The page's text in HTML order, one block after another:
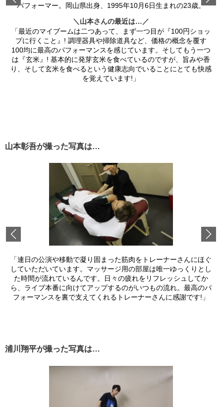
パフォーマー。岡山県出身、1995年10月6日生まれの23歳。
＼山本さんの最近は… ／
「最近のマイブームは二つあって、まず一つ目が『100円ショッ
プに行くこと』! 調理器具や掃除道具など、価格の概念を覆す
100均に最高のパフォーマンスを感じています。そしてもう一つ
は『玄米』! 基本的に発芽玄米を食べているのですが、旨みや香
り、そして玄米を食べるという健康志向でいることにとても快感
を覚えています!」
山本彰吾が撮った写真は…
「連日の公演や移動で凝り固まった筋肉をトレーナーさんにほぐ
していただいています。マッサージ用の部屋は唯一ゆっくりとし
た時間が流れているんです。日々の疲れをリフレッシュしてか
ら、ライブ本番に向けてアップするのがいつもの流れ。最高のパ
フォーマンスを裏で支えてくれるトレーナーさんに感謝です!」
浦川翔平が撮った写真は…